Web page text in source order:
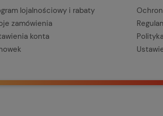
lojalnościowy i rabaty
zamówienia
konta